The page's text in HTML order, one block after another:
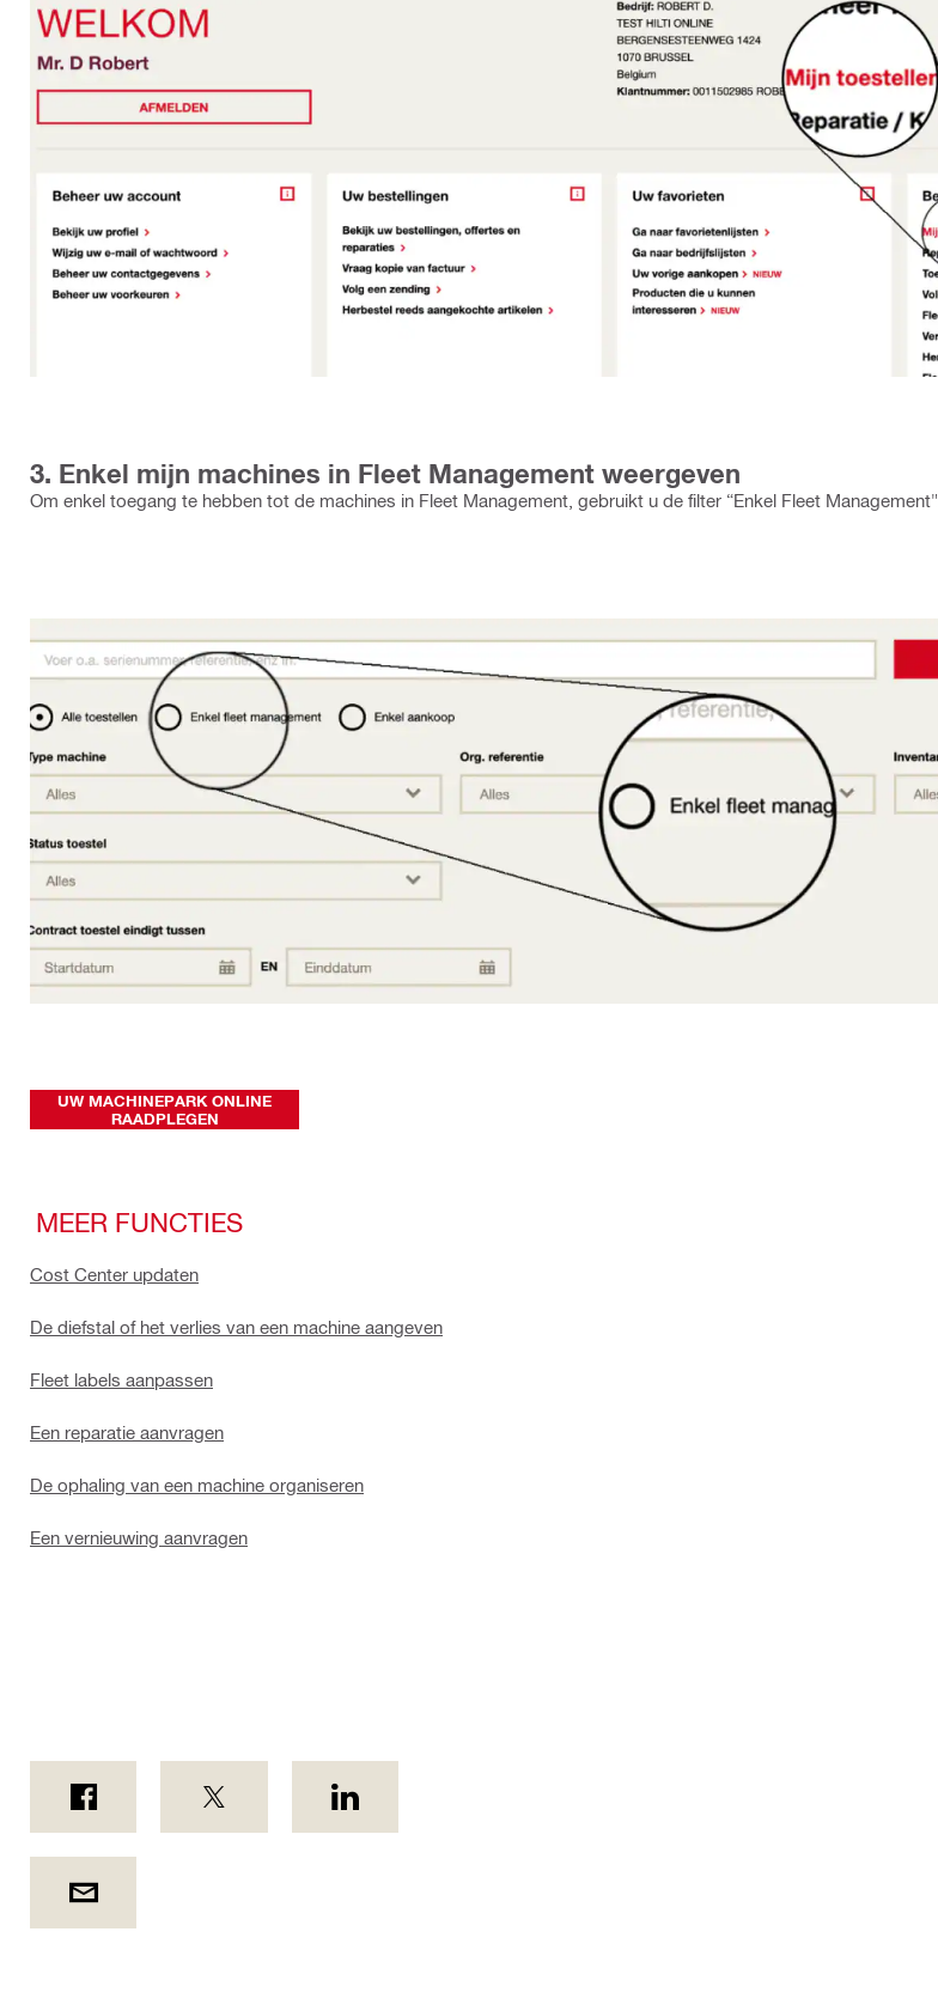
3. Enkel mijn machines in Fleet Management weergeven
Om enkel toegang te hebben tot de machines in Fleet Management, gebruikt u de filter “Enkel Fleet Management".
UW MACHINEPARK ONLINE
RAADPLEGEN
MEER FUNCTIES
Cost Center updaten
De diefstal of het verlies van een machine aangeven
Fleet labels aanpassen
Een reparatie aanvragen
De ophaling van een machine organiseren
Een vernieuwing aanvragen